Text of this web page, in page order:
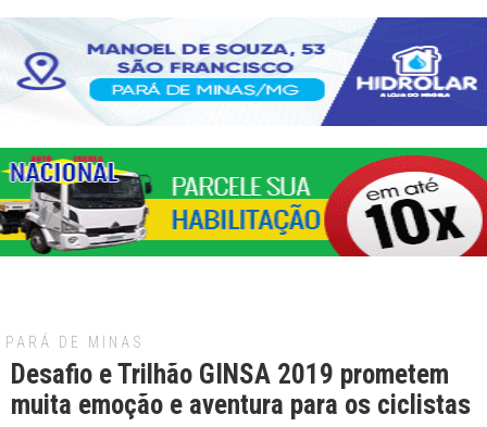
PARÁ DE MINAS
Desafio e Trilhão GINSA 2019 prometem
muita emoção e aventura para os ciclistas